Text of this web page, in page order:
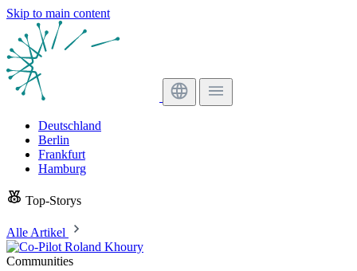
Skip to main content
Deutschland
Berlin
Frankfurt
Hamburg
Top-Storys
Alle Artikel
Communities